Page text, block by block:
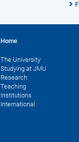
Home
The University
Studying at JMU
Research
Teaching
Institutions
International